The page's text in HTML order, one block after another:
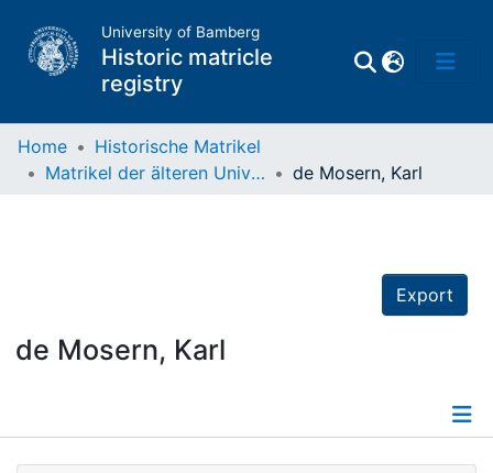
University of Bamberg
Historic matricle
registry
Home
Historische Matrikel
Matrikel der älteren Universität
de Mosern, Karl
Export
de Mosern, Karl
Details